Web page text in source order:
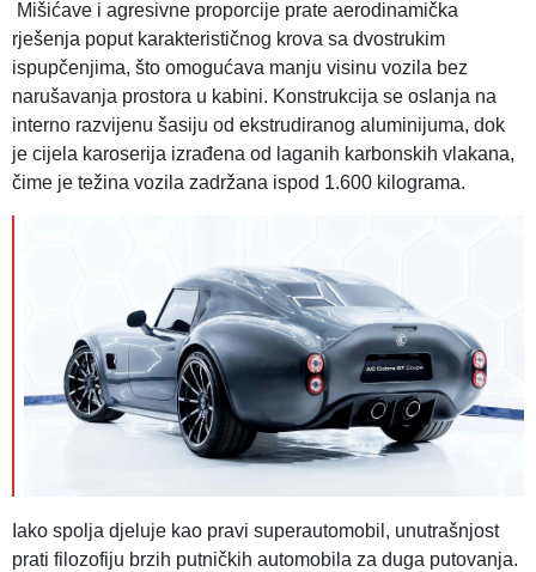
Mišićave i agresivne proporcije prate aerodinamička
rješenja poput karakterističnog krova sa dvostrukim
ispupčenjima, što omogućava manju visinu vozila bez
narušavanja prostora u kabini. Konstrukcija se oslanja na
interno razvijenu šasiju od ekstrudiranog aluminijuma, dok
je cijela karoserija izrađena od laganih karbonskih vlakana,
čime je težina vozila zadržana ispod 1.600 kilograma.
Iako spolja djeluje kao pravi superautomobil, unutrašnjost
prati filozofiju brzih putničkih automobila za duga putovanja.